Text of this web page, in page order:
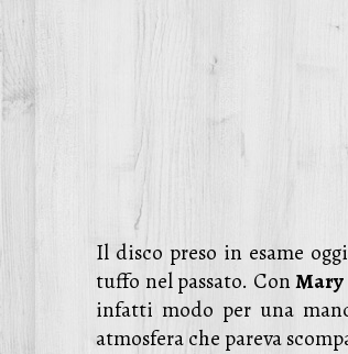
Il disco preso in esame
tuffo nel passato. ConMary
infatti modo per una
atmosfera che pareva